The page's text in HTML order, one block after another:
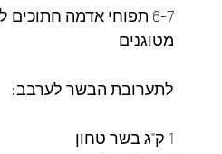
6-7 תפוחי אדמה חתוכים לקוביות
מטוגנים
לתערובת הבשר לערבב:
1 ק"ג בשר טחון